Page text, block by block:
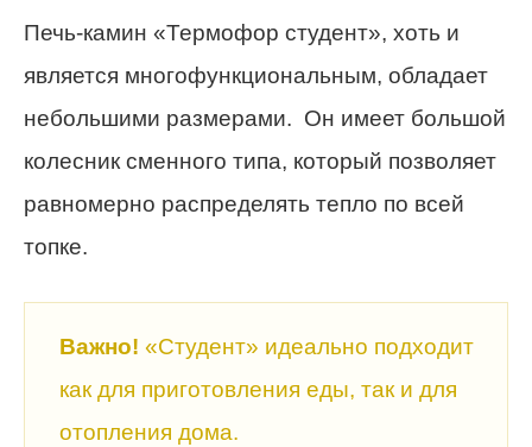
Печь-камин «Термофор студент», хоть и
является многофункциональным, обладает
небольшими размерами. Он имеет большой
колесник сменного типа, который позволяет
равномерно распределять тепло по всей
топке.
Важно! «Студент» идеально подходит
как для приготовления еды, так и для
отопления дома.